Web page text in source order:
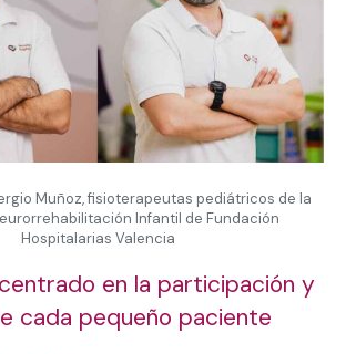
Muñoz, fisioterapeutas pediátricos de la
Infantil de Fundación
Hospitalarias Valencia
en la participación y
cada pequeño paciente